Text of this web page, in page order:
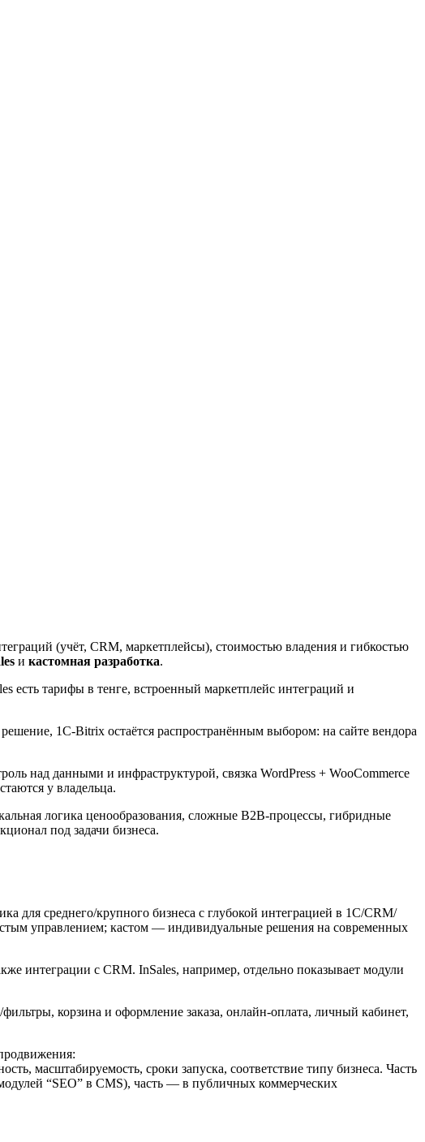
(учёт, CRM, маркетплейсы), стоимостью владения и гибкостью
и кастомная разработка.
есть тарифы в тенге, встроенный маркетплейс интеграций и
1C‑Bitrix остаётся распространённым выбором: на сайте вендора
над данными и инфраструктурой, связка WordPress + WooCommerce
у владельца.
логика ценообразования, сложные B2B‑процессы, гибридные
под задачи бизнеса.
для среднего/крупного бизнеса с глубокой интеграцией в 1С/CRM/
управлением; кастом — индивидуальные решения на современных
интеграции с CRM. InSales, например, отдельно показывает модули
корзина и оформление заказа, онлайн‑оплата, личный кабинет,
масштабируемость, сроки запуска, соответствие типу бизнеса. Часть
“SEO” в CMS), часть — в публичных коммерческих